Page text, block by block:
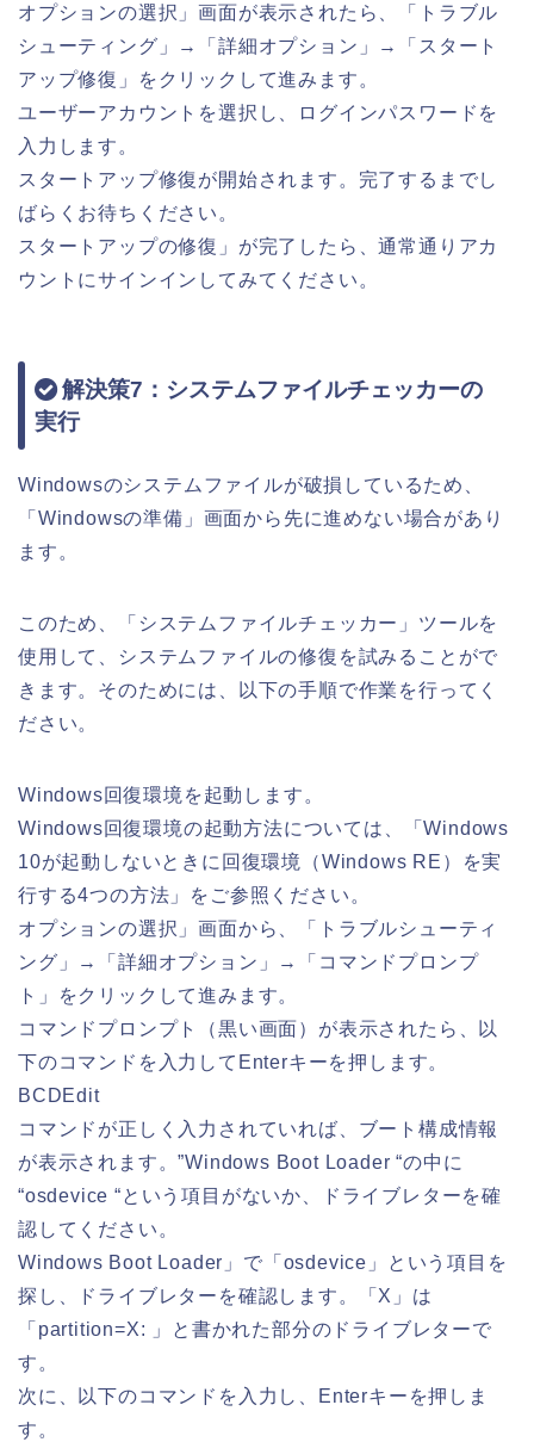
オプションの選択」画面が表示されたら、「トラブル
シューティング」→「詳細オプション」→「スタート
アップ修復」をクリックして進みます。
ユーザーアカウントを選択し、ログインパスワードを
入力します。
スタートアップ修復が開始されます。完了するまでし
ばらくお待ちください。
スタートアップの修復」が完了したら、通常通りアカ
ウントにサインインしてみてください。
解決策7：システムファイルチェッカーの
実行
Windowsのシステムファイルが破損しているため、
「Windowsの準備」画面から先に進めない場合があり
ます。
このため、「システムファイルチェッカー」ツールを
使用して、システムファイルの修復を試みることがで
きます。そのためには、以下の手順で作業を行ってく
ださい。
Windows回復環境を起動します。
Windows回復環境の起動方法については、「Windows
10が起動しないときに回復環境（Windows RE）を実
行する4つの方法」をご参照ください。
オプションの選択」画面から、「トラブルシューティ
ング」→「詳細オプション」→「コマンドプロンプ
ト」をクリックして進みます。
コマンドプロンプト（黒い画面）が表示されたら、以
下のコマンドを入力してEnterキーを押します。
BCDEdit
コマンドが正しく入力されていれば、ブート構成情報
が表示されます。”Windows Boot Loader “の中に
“osdevice “という項目がないか、ドライブレターを確
認してください。
Windows Boot Loader」で「osdevice」という項目を
探し、ドライブレターを確認します。「X」は
「partition=X: 」と書かれた部分のドライブレターで
す。
次に、以下のコマンドを入力し、Enterキーを押しま
す。